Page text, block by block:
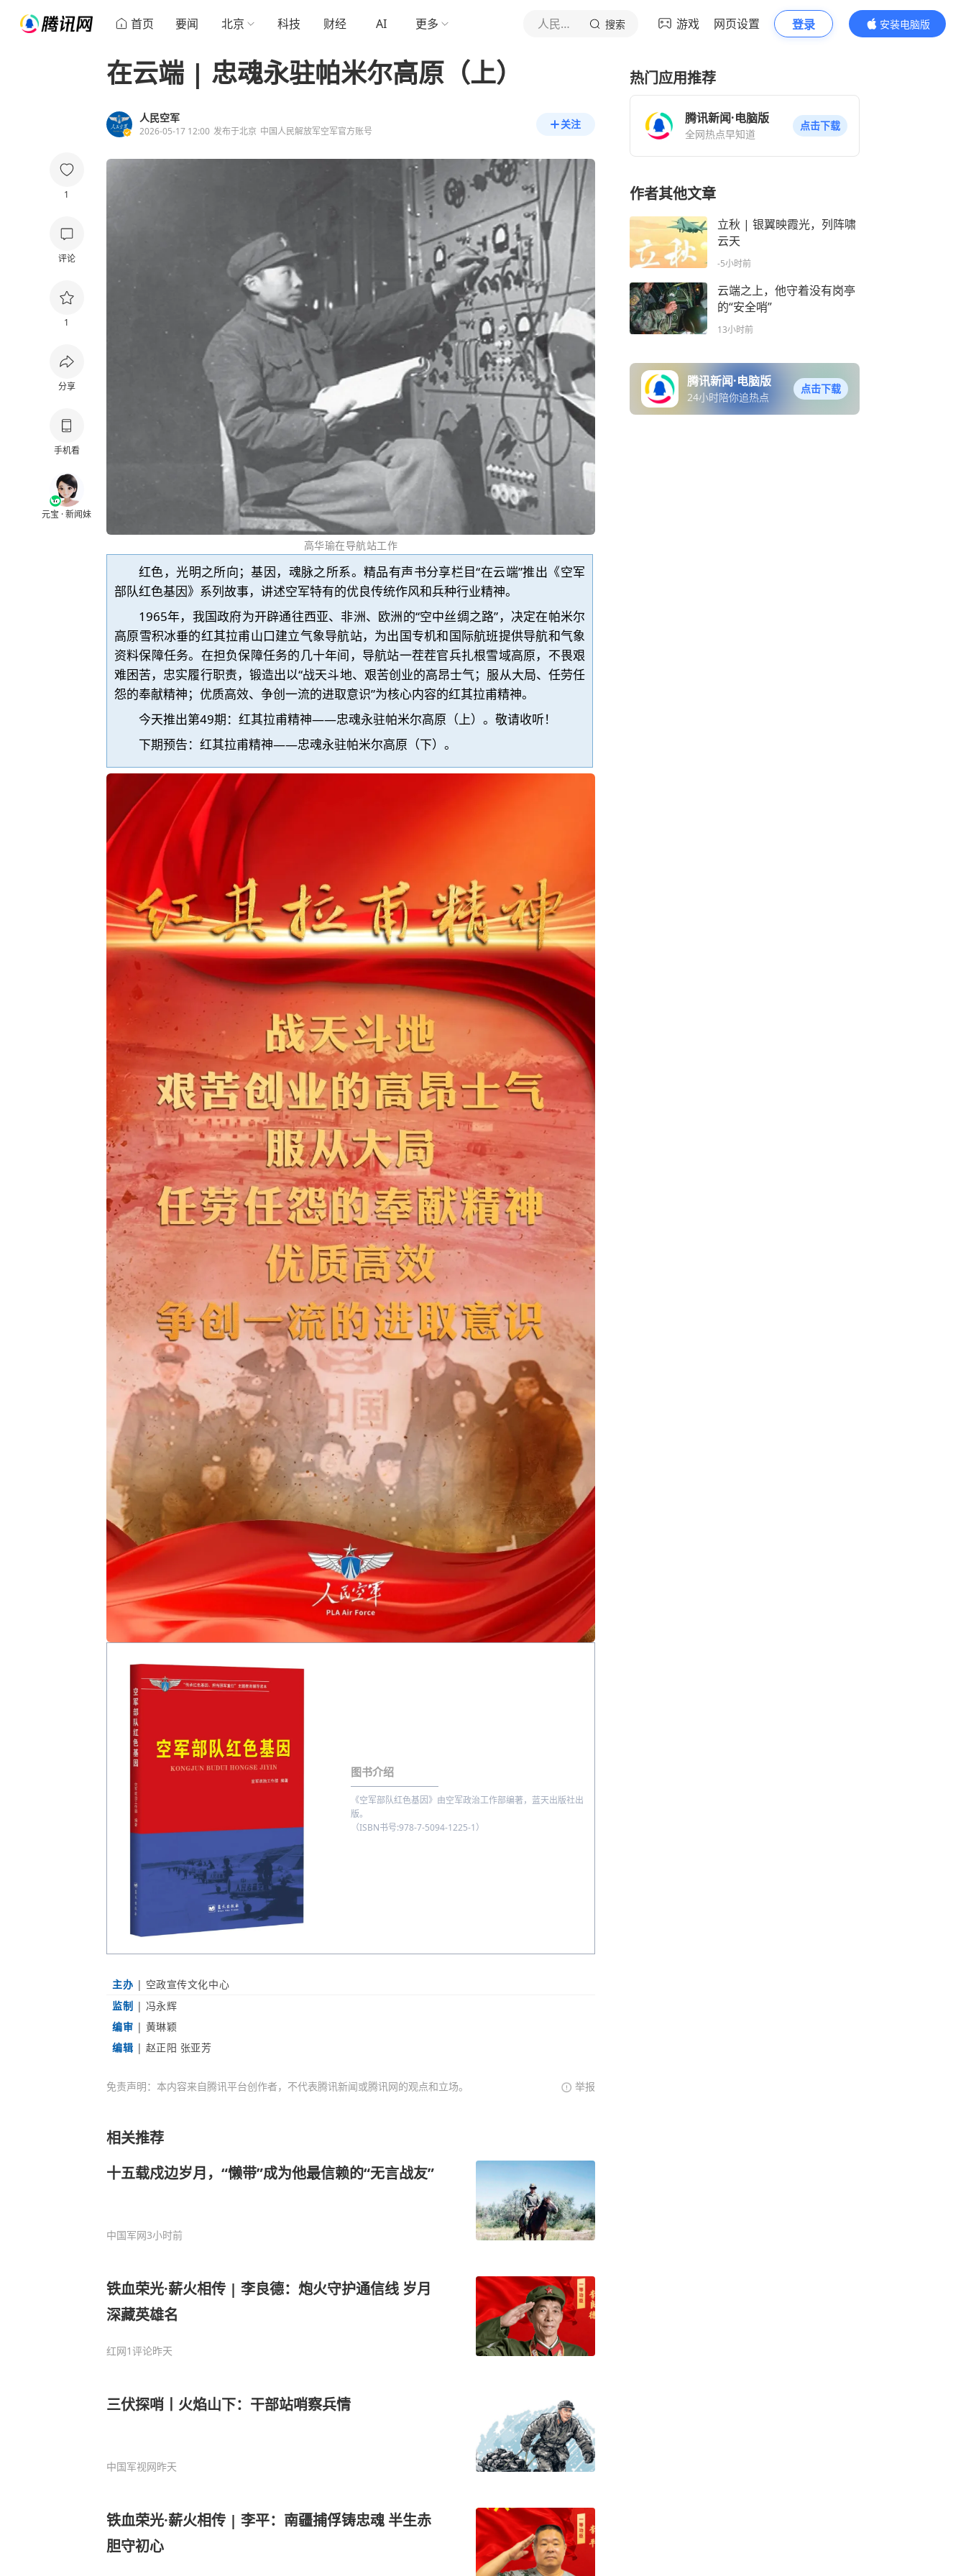
首页 要闻 北京 科技 财经 AI 更多 人民空军 搜索 游戏 网页设置 登录
安装电脑版
内容更精彩
1
评论
1
分享
手机看
元宝 · 新闻妹
在云端 | 忠魂永驻帕米尔高原（上）
人民空军
2026-05-17 12:00 发布于北京 中国人民解放军空军官方账号
关注
高华瑜在导航站工作
红色，光明之所向；基因，魂脉之所系。精品有声书分享栏目“在云端”推出《空军
部队红色基因》系列故事，讲述空军特有的优良传统作风和兵种行业精神。
1965年，我国政府为开辟通往西亚、非洲、欧洲的“空中丝绸之路”，决定在帕米尔
高原雪积冰垂的红其拉甫山口建立气象导航站，为出国专机和国际航班提供导航和气象
资料保障任务。在担负保障任务的几十年间，导航站一茬茬官兵扎根雪域高原，不畏艰
难困苦，忠实履行职责，锻造出以“战天斗地、艰苦创业的高昂士气；服从大局、任劳任
怨的奉献精神；优质高效、争创一流的进取意识”为核心内容的红其拉甫精神。
今天推出第49期：红其拉甫精神——忠魂永驻帕米尔高原（上） 。 敬请收听！
下期预告： 红其拉甫精神——忠魂永驻帕米尔高原（下） 。
图书介绍
《空军部队红色基因》由空军政治工作部编著，蓝天出版社出
版。
（ISBN书号:978-7-5094-1225-1）
主办 | 空政宣传文化中心
监制 | 冯永辉
编审 | 黄琳颖
编辑 | 赵正阳 张亚芳
免责声明：本内容来自腾讯平台创作者，不代表腾讯新闻或腾讯网的观点和立场。 举报
相关推荐
十五载戍边岁月，“懒带”成为他最信赖的“无言战友”
中国军网3小时前
铁血荣光·薪火相传 | 李良德：炮火守护通信线 岁月
深藏英雄名
红网1评论昨天
三伏探哨丨火焰山下：干部站哨察兵情
中国军视网昨天
铁血荣光·薪火相传 | 李平：南疆捕俘铸忠魂 半生赤
胆守初心
热门应用推荐
腾讯新闻·电脑版
全网热点早知道
点击下载
作者其他文章
立秋 | 银翼映霞光，列阵啸
云天
-5小时前
云端之上，他守着没有岗亭
的“安全哨”
13小时前
腾讯新闻·电脑版
24小时陪你追热点
点击下载